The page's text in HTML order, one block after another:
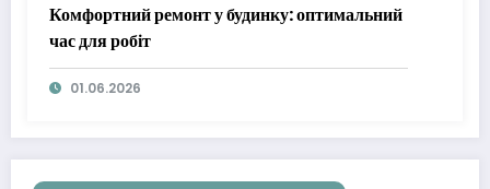
Комфортний ремонт у будинку: оптимальний
час для робіт
01.06.2026